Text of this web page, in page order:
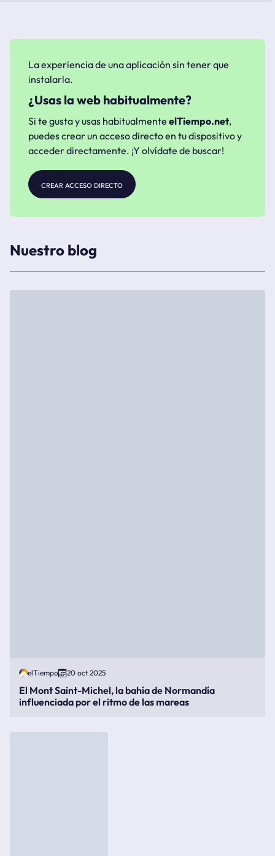
La experiencia de una aplicación sin tener que
instalarla.
¿Usas la web habitualmente?
Si te gusta y usas habitualmente elTiempo.net,
puedes crear un acceso directo en tu dispositivo y
acceder directamente. ¡Y olvídate de buscar!
crear acceso directo
Nuestro blog
elTiempo 20 oct 2025
El Mont Saint-Michel, la bahía de Normandía
influenciada por el ritmo de las mareas